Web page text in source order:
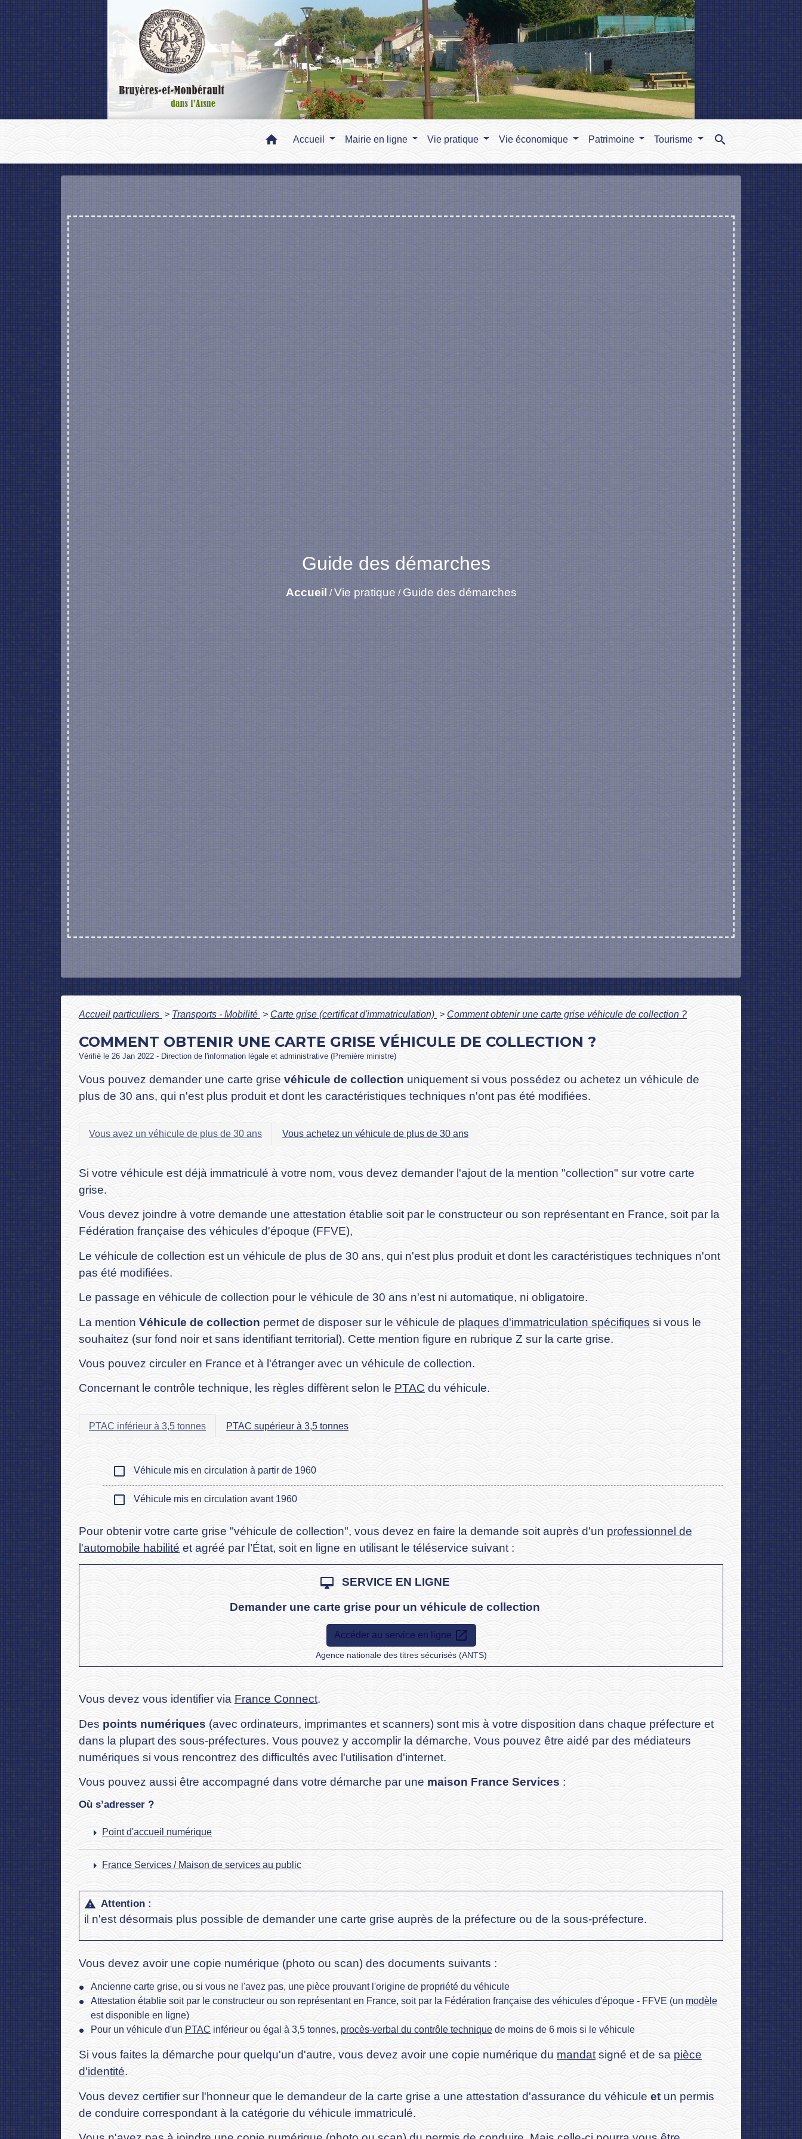
home Accueil Mairie en ligne Vie pratique Vie économique Patrimoine Tourisme search
Guide des démarches
Accueil /Vie pratique / Guide des démarches
Accueil particuliers > Transports - Mobilité > Carte grise (certificat d'immatriculation) > Comment obtenir une carte grise véhicule de collection ?
COMMENT OBTENIR UNE CARTE GRISE VÉHICULE DE COLLECTION ?
Vérifié le 26 Jan 2022 - Direction de l'information légale et administrative (Première ministre)
Vous pouvez demander une carte grise véhicule de collection uniquement si vous possédez ou achetez un véhicule de
plus de 30 ans, qui n'est plus produit et dont les caractéristiques techniques n'ont pas été modifiées.
Vous avez un véhicule de plus de 30 ans Vous achetez un véhicule de plus de 30 ans
Si votre véhicule est déjà immatriculé à votre nom, vous devez demander l'ajout de la mention "collection" sur votre carte
grise.
Vous devez joindre à votre demande une attestation établie soit par le constructeur ou son représentant en France, soit par la
Fédération française des véhicules d'époque (FFVE),
Le véhicule de collection est un véhicule de plus de 30 ans, qui n'est plus produit et dont les caractéristiques techniques n'ont
pas été modifiées.
Le passage en véhicule de collection pour le véhicule de 30 ans n'est ni automatique, ni obligatoire.
La mention Véhicule de collection permet de disposer sur le véhicule de plaques d'immatriculation spécifiques si vous le
souhaitez (sur fond noir et sans identifiant territorial). Cette mention figure en rubrique Z sur la carte grise.
Vous pouvez circuler en France et à l'étranger avec un véhicule de collection.
Concernant le contrôle technique, les règles diffèrent selon le PTAC du véhicule.
PTAC inférieur à 3,5 tonnes PTAC supérieur à 3,5 tonnes
check_box_outline_blank Véhicule mis en circulation à partir de 1960
check_box_outline_blank Véhicule mis en circulation avant 1960
Pour obtenir votre carte grise "véhicule de collection", vous devez en faire la demande soit auprès d'un professionnel de
l'automobile habilité et agréé par l’État, soit en ligne en utilisant le téléservice suivant :
desktop_mac
SERVICE EN LIGNE
Demander une carte grise pour un véhicule de collection
Accéder au service en ligne open_in_new
Agence nationale des titres sécurisés (ANTS)
Vous devez vous identifier via France Connect.
Des points numériques (avec ordinateurs, imprimantes et scanners) sont mis à votre disposition dans chaque préfecture et
dans la plupart des sous-préfectures. Vous pouvez y accomplir la démarche. Vous pouvez être aidé par des médiateurs
numériques si vous rencontrez des difficultés avec l'utilisation d'internet.
Vous pouvez aussi être accompagné dans votre démarche par une maison France Services :
Où s’adresser ?
arrow_right Point d'accueil numérique
arrow_right France Services / Maison de services au public
warning Attention :
il n'est désormais plus possible de demander une carte grise auprès de la préfecture ou de la sous-préfecture.
Vous devez avoir une copie numérique (photo ou scan) des documents suivants :
Ancienne carte grise, ou si vous ne l'avez pas, une pièce prouvant l'origine de propriété du véhicule
Attestation établie soit par le constructeur ou son représentant en France, soit par la Fédération française des véhicules d'époque - FFVE (un modèle
est disponible en ligne)
Pour un véhicule d'un PTAC inférieur ou égal à 3,5 tonnes, procès-verbal du contrôle technique de moins de 6 mois si le véhicule
Si vous faites la démarche pour quelqu'un d'autre, vous devez avoir une copie numérique du mandatsigné et de sa pièce
d'identité.
Vous devez certifier sur l'honneur que le demandeur de la carte grise a une attestation d'assurance du véhicule et un permis
de conduire correspondant à la catégorie du véhicule immatriculé.